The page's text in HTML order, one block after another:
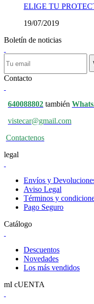
ELIGE TU
19/07/2019
Boletín de noticias
Contacto
640088802 también
vistecar@gmail.com
Contactenos
legal
Envíos y
Aviso Legal
Términos y
Pago Seguro
Catálogo
Descuentos
Novedades
Los más vendidos
mI cUENTA